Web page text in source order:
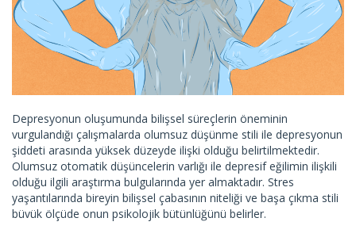
Depresyonun oluşumunda bilişsel süreçlerin öneminin
vurgulandığı çalışmalarda olumsuz düşünme stili ile depresyonun
şiddeti arasında yüksek düzeyde ilişki olduğu belirtilmektedir.
Olumsuz otomatik düşüncelerin varlığı ile depresif eğilimin ilişkili
olduğu ilgili araştırma bulgularında yer almaktadır. Stres
yaşantılarında bireyin bilişsel çabasının niteliği ve başa çıkma stili
büvük ölçüde onun psikolojik bütünlüğünü belirler.